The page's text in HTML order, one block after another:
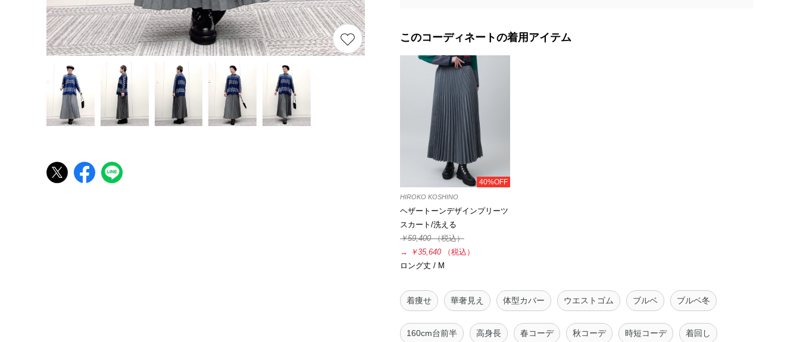
このコーディネートの着用アイテム
40%OFF
HIROKO KOSHINO
ヘザートーンデザインプリーツ
スカート/洗える
￥59,400（税込）
→
￥35,640
（税込）
ロング丈 / M
着痩せ 華奢見え 体型カバー ウエストゴム ブルベ ブルベ冬
160cm台前半 高身長 春コーデ 秋コーデ 時短コーデ 着回し